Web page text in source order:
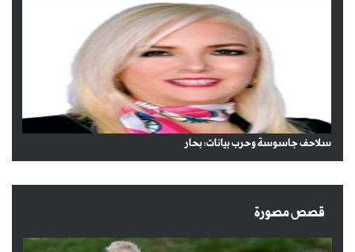
سلاحف جاسوسة وحرب بيانات: بحار
قصص مصورة